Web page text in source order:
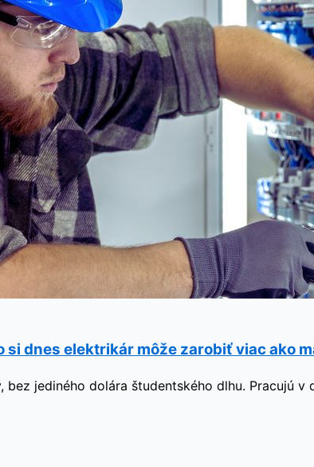
dnes elektrikár môže zarobiť viac ako
jediného dolára študentského dlhu. Pracujú v